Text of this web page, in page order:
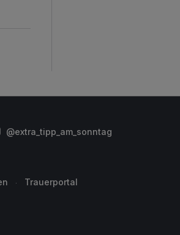
@extra_tipp_am_sonntag
Trauerportal